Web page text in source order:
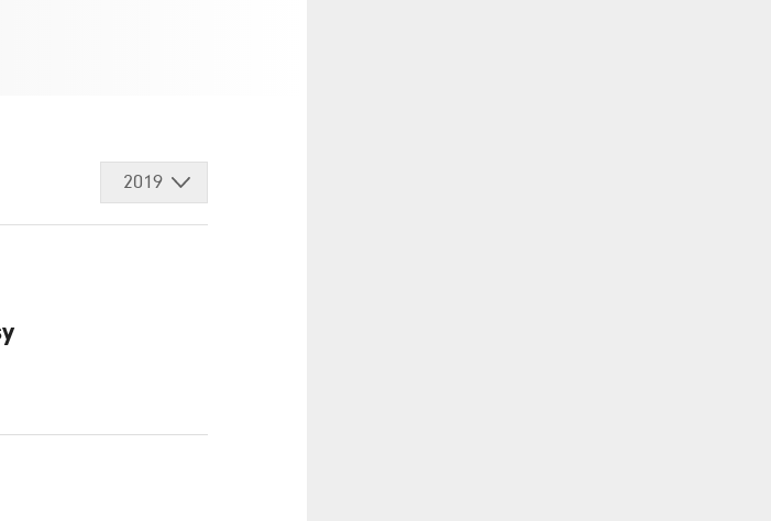
2019